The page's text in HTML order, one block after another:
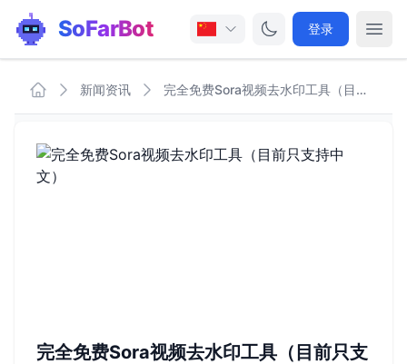
SoFarBot 登录
新闻资讯 完全免费Sora视频去水印工具（目前只支持中文）
完全免费Sora视频去水印工具（目前只支